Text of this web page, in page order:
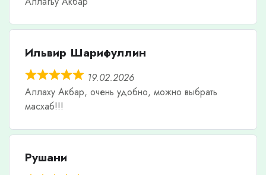
Ильвир Шарифуллин
19.02.2026
Аллаху Акбар, очень удобно, можно выбрать
масхаб!!!
Рушани